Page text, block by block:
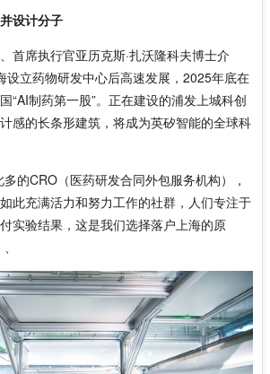
设计分子
首席执行官亚历克斯·扎沃隆科夫博士介
设立药物研发中心后高速发展，2025年底在
“AI制药第一股”。正在建设的浦发上城科创
感的长条形建筑，将成为英矽智能的全球科
的CRO（医药研发合同外包服务机构），
此充满活力和努力工作的社群，人们专注于
实验结果，这是我们选择落户上海的原